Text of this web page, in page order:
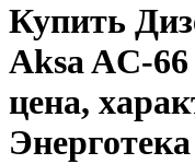
Купить
Aksa AC-
цена,
Энерготека